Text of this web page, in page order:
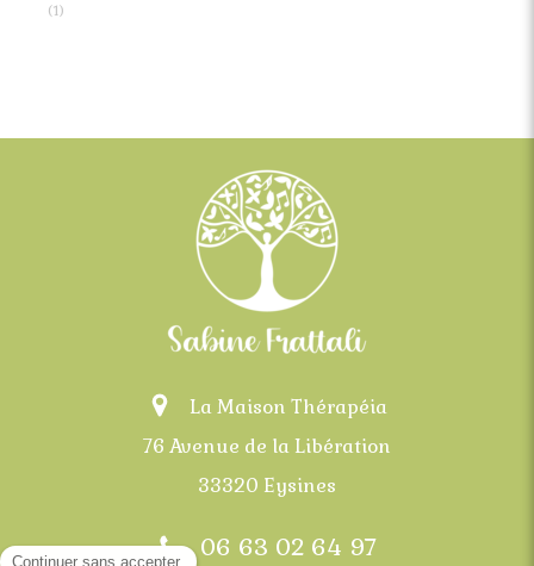
(1)
La Maison Thérapéia
76 Avenue de la Libération
33320 Eysines
06 63 02 64 97